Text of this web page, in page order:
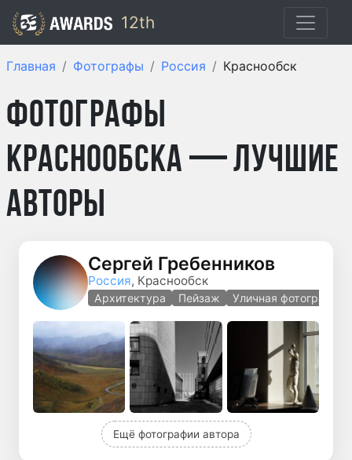
12th
Главная Фотографы Россия Краснообск
Фотографы
Краснообска — лучшие
авторы
Сергей Гребенников
Россия, Краснообск
Архитектура Пейзаж Уличная фотография
Ещё фотографии автора